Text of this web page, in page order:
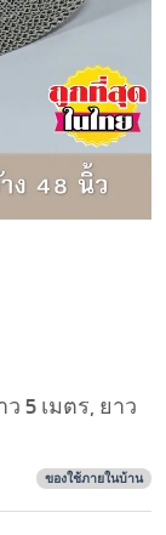
5 เมตร, ยาว
ของใช้ภายในบ้าน